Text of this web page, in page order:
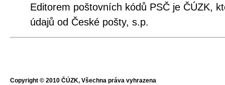
Editorem poštovních kódů PSČ je ČÚZK,
údajů od České pošty, s.p.
Copyright © 2010 ČÚZK, Všechna práva vyhrazena